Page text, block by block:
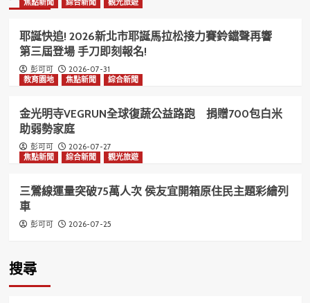
耶誕快追! 2026新北市耶誕馬拉松接力賽鈴鐺聲再響
第三屆登場 手刀即刻報名!
彭可可
2026-07-31
教育園地
焦點新聞 綜合新聞
金光明寺VEGRUN全球復蔬公益路跑 捐贈700包白米
助弱勢家庭
彭可可
2026-07-27
焦點新聞
綜合新聞 觀光旅遊
三鶯線運量突破75萬人次 侯友宜開箱原住民主題彩繪列
車
彭可可 2026-07-25
搜尋